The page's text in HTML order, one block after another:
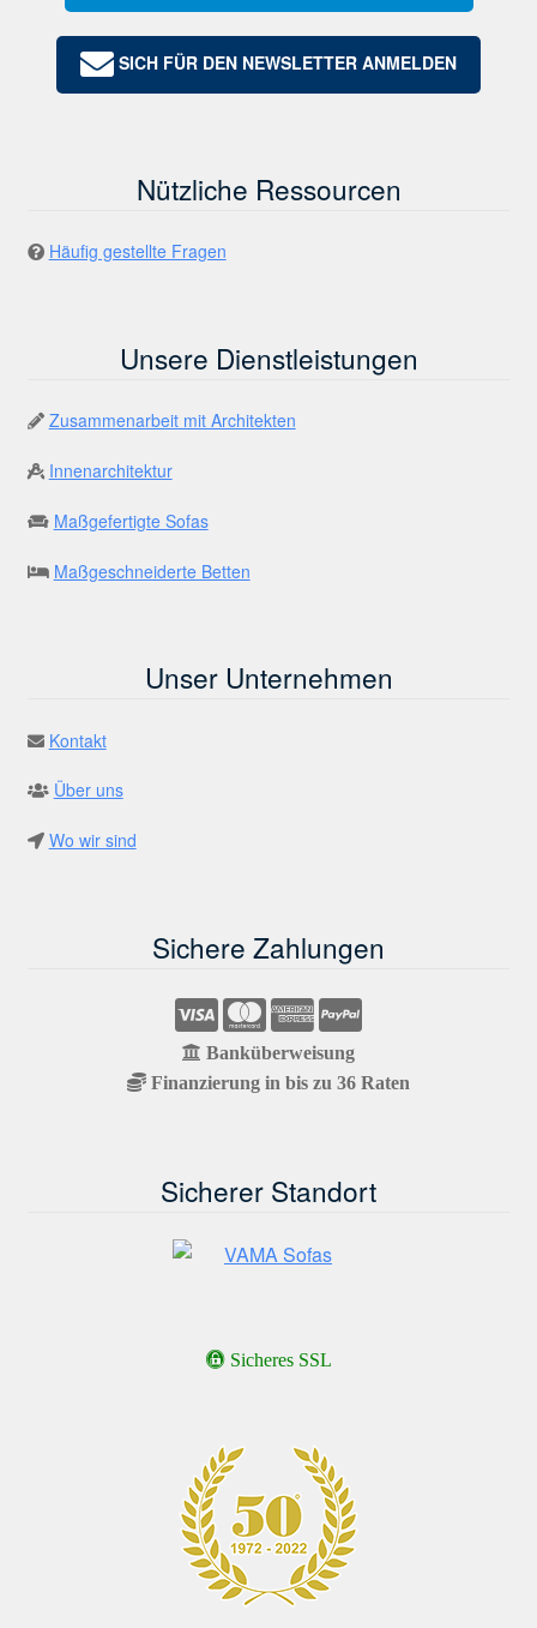
SICH FÜR DEN NEWSLETTER ANMELDEN
Nützliche Ressourcen
Häufig gestellte Fragen
Unsere Dienstleistungen
Zusammenarbeit mit Architekten
Innenarchitektur
Maßgefertigte Sofas
Maßgeschneiderte Betten
Unser Unternehmen
Kontakt
Über uns
Wo wir sind
Sichere Zahlungen
Banküberweisung
Finanzierung in bis zu 36 Raten
Sicherer Standort
Sicheres SSL